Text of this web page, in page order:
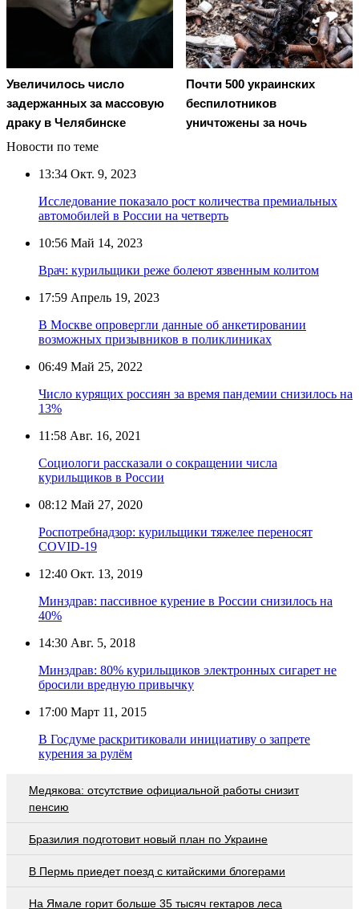
Увеличилось число
задержанных за массовую
драку в Челябинске
Почти 500 украинских
беспилотников
уничтожены за ночь
Новости по теме
13:34 Окт. 9, 2023
Исследование показало рост количества премиальных
автомобилей в России на четверть
10:56 Май 14, 2023
Врач: курильщики реже болеют язвенным колитом
17:59 Апрель 19, 2023
В Москве опровергли данные об анкетировании
возможных призывников в поликлиниках
06:49 Май 25, 2022
Число курящих россиян за время пандемии снизилось на
13%
11:58 Авг. 16, 2021
Социологи рассказали о сокращении числа
курильщиков в России
08:12 Май 27, 2020
Роспотребнадзор: курильщики тяжелее переносят
COVID-19
12:40 Окт. 13, 2019
Минздрав: пассивное курение в России снизилось на
40%
14:30 Авг. 5, 2018
Минздрав: 80% курильщиков электронных сигарет не
бросили вредную привычку
17:00 Март 11, 2015
В Госдуме раскритиковали инициативу о запрете
курения за рулём
Медякова: отсутствие официальной работы снизит
пенсию
Бразилия подготовит новый план по Украине
В Пермь приедет поезд с китайскими блогерами
На Ямале горит больше 35 тысяч гектаров леса